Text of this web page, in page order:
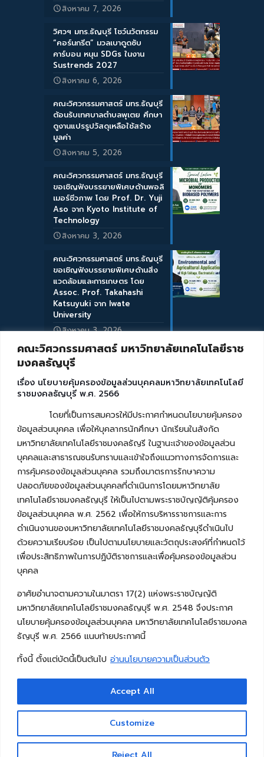
คณะวิศวกรรมศาสตร์ มหาวิทยาลัยเทคโนโลยีราช
มงคลธัญบุรี
เรื่อง นโยบายคุ้มครองข้อมูลส่วนบุคคลมหาวิทยาลัยเทคโนโลยี
ราชมงคลธัญบุรี พ.ศ. 2566
โดยที่เป็นการสมควรให้มีประกาศกำหนดนโยบายคุ้มครอง
ข้อมูลส่วนบุคคล เพื่อให้บุคลากรนักศึกษา นักเรียนในสังกัด
มหาวิทยาลัยเทคโนโลยีราชมงคลธัญรี ในฐานะเจ้าของข้อมูลส่วน
บุคคลและสาธารณชนรับทราบและเข้าใจถึงแนวทางการจัดการและ
การคุ้มครองข้อมูลส่วนบุคคล รวมถึงมาตรการรักษาความ
ปลอดภัยของข้อมูลส่วนบุคคลที่ดำเนินการโดยมหาวิทยาลัย
เทคโนโลยีราชมงคลธัญบุรี ให้เป็นไปตามพระราชบัญญัติคุ้มครอง
ข้อมูลส่วนบุคคล พ.ศ. 2562 เพื่อให้การบริหารราชการและการ
ดำเนินงานของมหาวิทยาลัยเทคโนโลยีราชมงคลธัญบุรีดำเนินไป
ด้วยความเรียบร้อย เป็นไปตามนโยบายและวัตถุประสงค์ที่กำหนดไว้
เพื่อประสิทธิภาพในการปฏิบัติราชการและเพื่อคุ้มครองข้อมูลส่วน
บุคคล
อาศัยอำนาจตามความในมาตรา 17(2) แห่งพระราชบัญญัติ
มหาวิทยาลัยเทคโนโลยีราชมงคลธัญบุรี พ.ศ. 2548 จึงประกาศ
นโยบายคุ้มครองข้อมูลส่วนบุคคล มหาวิทยาลัยเทคโนโลยีราชมงคล
ธัญบุรี พ.ศ. 2566 แนบท้ายประกาศนี้
ทั้งนี้ ตั้งแต่บัดนี้เป็นต้นไป อ่านนโยบายความเป็นส่วนตัว
Customize
Accept All
สิงหาคม 7, 2026
วิศวฯ มทร.ธัญบุรี โชว์นวัตกรรม
“คอร์นกรีต” มวลเบาดูดซับ
คาร์บอน หนุน SDGs ในงาน
Sustrends 2027
สิงหาคม 6, 2026
คณะวิศวกรรมศาสตร์ มทร.ธัญบุรี
ต้อนรับเทศบาลตำบลพุเตย ศึกษา
ดูงานแปรรูปวัสดุเหลือใช้สร้าง
มูลค่า
สิงหาคม 5, 2026
คณะวิศวกรรมศาสตร์ มทร.ธัญบุรี
ขอเชิญฟังบรรยายพิเศษด้านพอลิ
เมอร์ชีวภาพ โดย Prof. Dr. Yuji
Aso จาก Kyoto Institute of
Technology
สิงหาคม 3, 2026
คณะวิศวกรรมศาสตร์ มทร.ธัญบุรี
ขอเชิญฟังบรรยายพิเศษด้านสิ่ง
แวดล้อมและการเกษตร โดย
Assoc. Prof. Takahashi
Katsuyuki จาก Iwate
University
สิงหาคม 3, 2026
Copyright © 2026 คณะวิศวกรรมศาสตร์ มหาวิทยาลัย
เทคโนโลยีราชมงคลธัญบุรี